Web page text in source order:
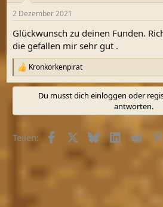
2 Dezember 2021
Glückwunsch zu deinen Funden.
die gefallen mir sehr gut .
R
e
a
n
Kronkorkenpirat
Du musst dich einloggen oder
antworten.
Teilen: FacebookX (Twitter)
BlueskyLinkedInReddit